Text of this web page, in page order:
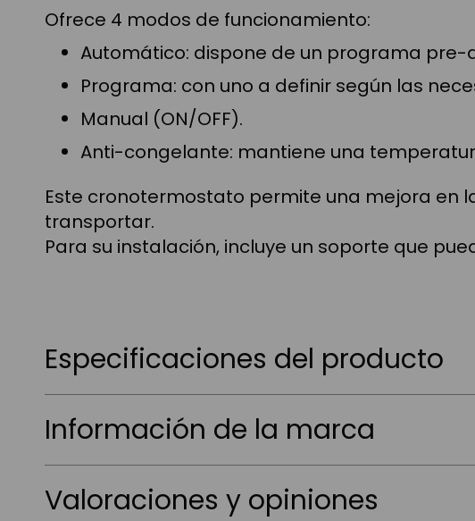
Ofrece 4 modos de funcionamiento:
Automático: dispone de un programa pre-
Programa: con uno a definir según las
Manual (ON/OFF).
Anti-congelante: mantiene una
Este cronotermostato permite una mejora en
transportar.
Para su instalación, incluye un soporte que
Especificaciones del producto
Información de la marca
Valoraciones y opiniones